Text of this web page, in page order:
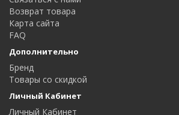
Возврат товара
Карта сайта
FAQ
Дополнительно
Бренд
Товары со скидкой
Личный Кабинет
Личный Кабинет